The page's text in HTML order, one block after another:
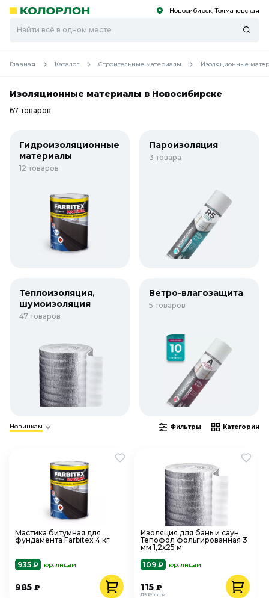
Скоро
Скоро Новосибирск, Толмачевская
Главная Каталог Строительные материалы Изоляционные
Изоляционные материалы в Новосибирске
67 товаров
Гидроизоляционные
материалы
12 товаров
Пароизоляция
3 товара
Теплоизоляция,
шумоизоляция
47 товаров
Ветро-влагозащита
5 товаров
Новинкам Фильтры Категории
Мастика битумная для
фундамента Farbitex 4 кг
935 ₽ юр. лицам
985 ₽
Изоляция для бань и саун
Тепофол фольгированная 3
мм 1,2х25 м
109 ₽
юр. лицам
115 ₽/пог.м
115₽